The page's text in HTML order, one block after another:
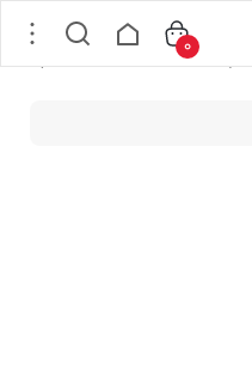
مداد چشم بادوام و ضدآب شماره 01 میکاپ فکتوری MAKEUP FACTORY مدل Smoky وزن 1.2 گرم
0